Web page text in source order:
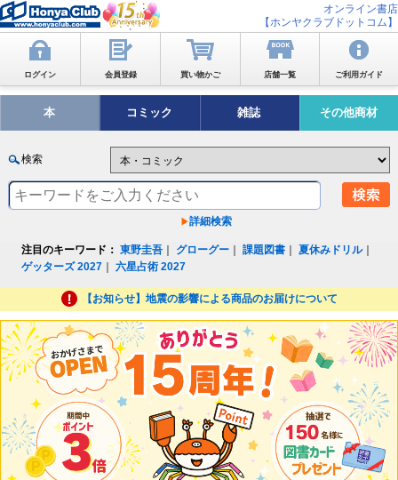
オンライン書店
【ホンヤクラブドットコム】
ログイン 会員登録 買い物かご 店舗一覧 ご利用ガイド
本 コミック 雑誌 その他商材
検索
詳細検索
注目のキーワード： 東野圭吾 グローグー ｜課題図書 ｜夏休みドリル｜
ゲッターズ 2027 ｜六星占術 2027
【お知らせ】地震の影響による商品のお届けについて